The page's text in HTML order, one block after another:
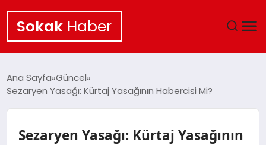
Sokak Haber
EKONOMI
POLITIKA
Ana Sayfa Güncel
Sezaryen Yasağı: Kürtaj Yasağının Habercisi Mi?
Sezaryen Yasağı: Kürtaj Yasağının